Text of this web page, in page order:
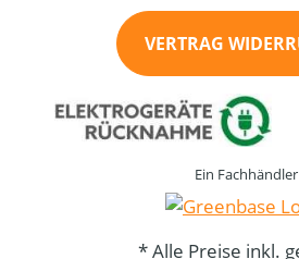
VERTRAG
Ein
* Alle Preise inkl.